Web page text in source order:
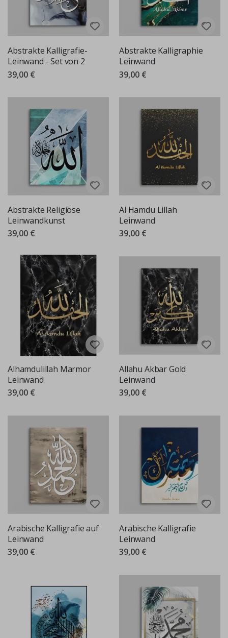
Abstrakte Kalligrafie-
Leinwand - Set von 2
39,00 €
Abstrakte Kalligraphie
Leinwand
39,00 €
Abstrakte Religiöse
Leinwandkunst
39,00 €
Al Hamdu Lillah
Leinwand
39,00 €
Alhamdulillah Marmor
Leinwand
39,00 €
Allahu Akbar Gold
Leinwand
39,00 €
Arabische Kalligrafie auf
Leinwand
39,00 €
Arabische Kalligrafie
Leinwand
39,00 €